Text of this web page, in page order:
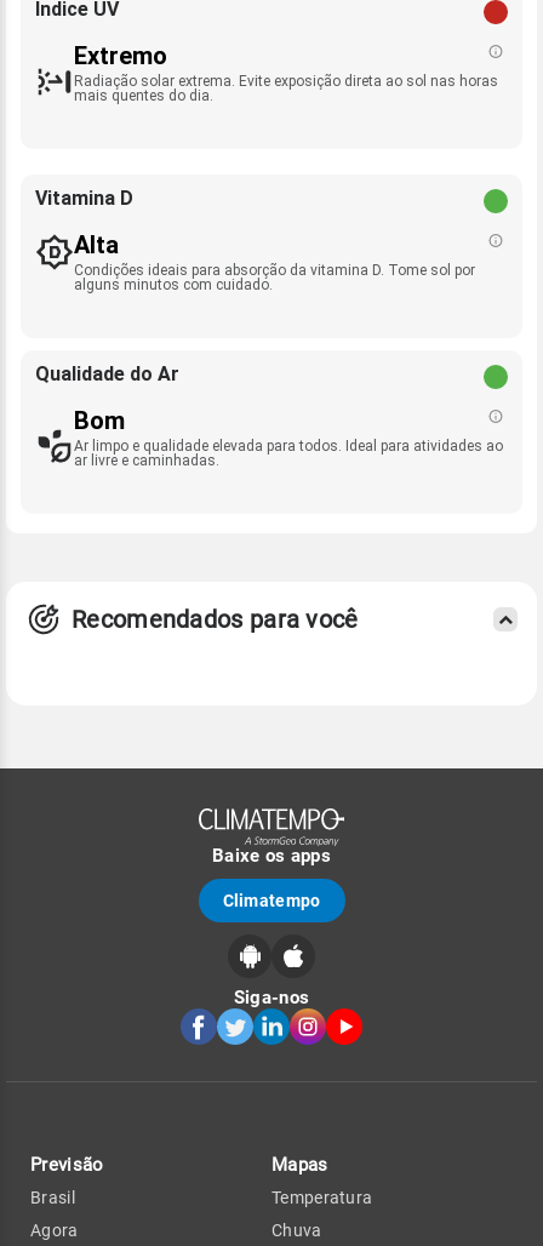
Índice UV
Extremo
Radiação solar extrema. Evite exposição direta ao sol nas horas
mais quentes do dia.
Vitamina D
Alta
Condições ideais para absorção da vitamina D. Tome sol por
alguns minutos com cuidado.
Qualidade do Ar
Bom
Ar limpo e qualidade elevada para todos. Ideal para atividades ao
ar livre e caminhadas.
Recomendados para você
Baixe os apps
Climatempo
Siga-nos
Previsão
Brasil
Agora
Mapas
Temperatura
Chuva